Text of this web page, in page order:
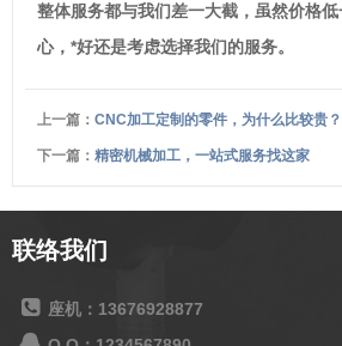
整体服务都与我们差一大截，虽然价格
心，*好还是考虑选择我们的服务。
上一篇： CNC加工定制的零件，为什么比较贵？
下一篇： 精密机械加工，一站式服务找这家
联络我们
座机：13676928877